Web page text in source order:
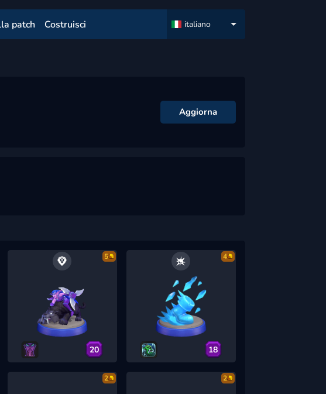
patch Costruisci italiano
Aggiorna
5
20
4
18
2 2